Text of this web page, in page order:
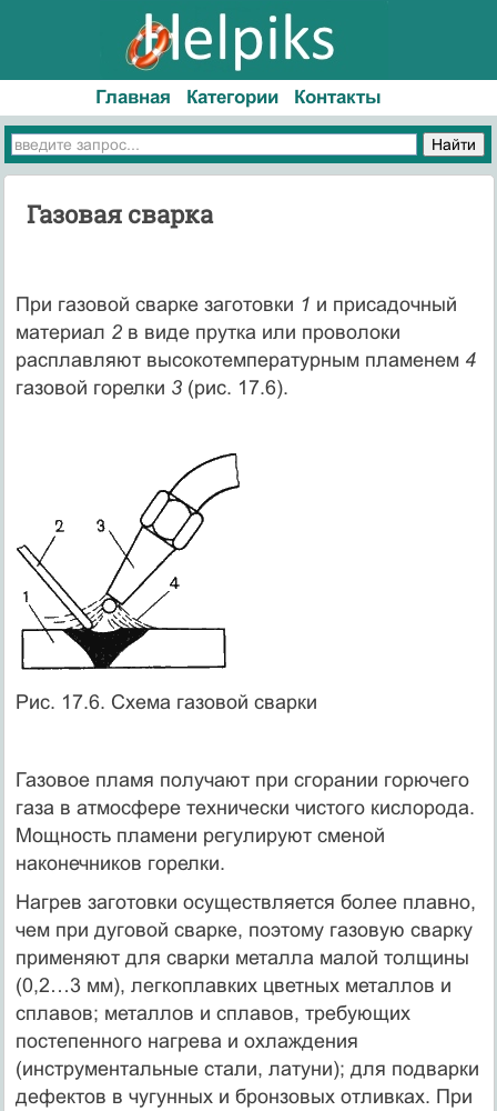
Главная Категории Контакты
Газовая сварка
При газовой сварке заготовки 1 и присадочный
материал 2в виде прутка или проволоки
расплавляют высокотемпературным пламенем 4
газовой горелки 3 (рис. 17.6).
Рис. 17.6. Схема газовой сварки
Газовое пламя получают при сгорании горючего
газа в атмосфере технически чистого кислорода.
Мощность пламени регулируют сменой
наконечников горелки.
Нагрев заготовки осуществляется более плавно,
чем при дуговой сварке, поэтому газовую сварку
применяют для сварки металла малой толщины
(0,2…3 мм), легкоплавких цветных металлов и
сплавов; металлов и сплавов, требующих
постепенного нагрева и охлаждения
(инструментальные стали, латуни); для подварки
дефектов в чугунных и бронзовых отливках. При